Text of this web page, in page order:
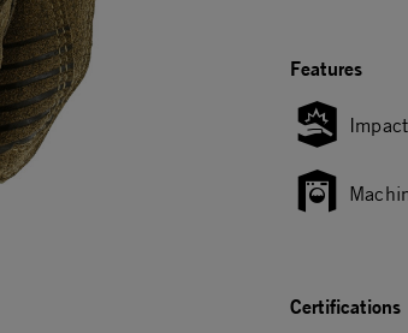
Features
Certifications